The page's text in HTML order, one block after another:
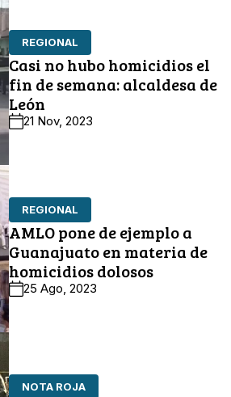
REGIONAL
Casi no hubo homicidios el
fin de semana: alcaldesa de
León
21 Nov, 2023
REGIONAL
AMLO pone de ejemplo a
Guanajuato en materia de
homicidios dolosos
25 Ago, 2023
NOTA ROJA